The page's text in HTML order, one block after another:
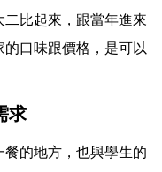
比起來，跟當年進來
口味跟價格，是可以
求
的地方，也與學生的